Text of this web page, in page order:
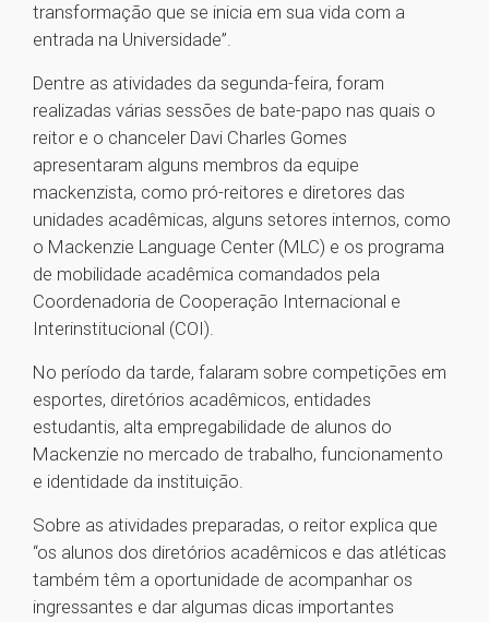
transformação que se inicia em sua vida com a
entrada na Universidade”.
Dentre as atividades da segunda-feira, foram
realizadas várias sessões de bate-papo nas quais o
reitor e o chanceler Davi Charles Gomes
apresentaram alguns membros da equipe
mackenzista, como pró-reitores e diretores das
unidades acadêmicas, alguns setores internos, como
o Mackenzie Language Center (MLC) e os programa
de mobilidade acadêmica comandados pela
Coordenadoria de Cooperação Internacional e
Interinstitucional (COI).
No período da tarde, falaram sobre competições em
esportes, diretórios acadêmicos, entidades
estudantis, alta empregabilidade de alunos do
Mackenzie no mercado de trabalho, funcionamento
e identidade da instituição.
Sobre as atividades preparadas, o reitor explica que
“os alunos dos diretórios acadêmicos e das atléticas
também têm a oportunidade de acompanhar os
ingressantes e dar algumas dicas importantes